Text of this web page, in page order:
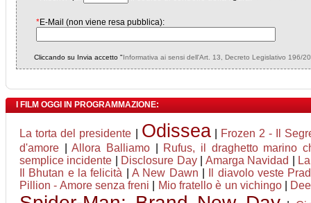
*E-Mail (non viene resa pubblica):
Cliccando su Invia accetto "Informativa ai sensi dell'Art. 13, Decreto Legislativo 196/
I FILM OGGI IN PROGRAMMAZIONE:
La torta del presidente Odissea|
Frozen 2 - Il
d'amore |Allora Balliamo|
Rufus, il draghetto marino
semplice incidente
Disclosure Day| Amarga Navidad
Il Bhutan e la felicità
A New Dawn
Il diavolo veste
Pillion - Amore senza freni
Mio fratello è un vichingo|